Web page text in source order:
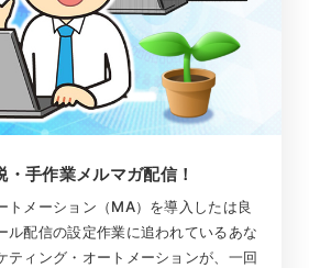
・手作業メルマガ配信！
トメーション（MA）を導入したは良
ル配信の設定作業に追われているあな
ティング・オートメーションが、一回